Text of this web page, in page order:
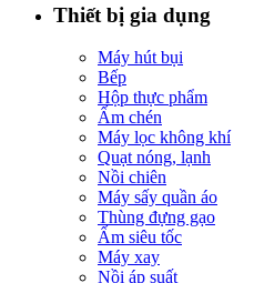
Thiết bị gia dụng
Máy hút bụi
Bếp
Hộp thực phẩm
Ấm chén
Máy lọc không khí
Quạt nóng, lạnh
Nồi chiên
Máy sấy quần áo
Thùng đựng gạo
Ấm siêu tốc
Máy xay
Nồi áp suất